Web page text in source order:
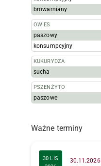
browarniany
OWIES
paszowy
konsumpcyjny
KUKURYDZA
sucha
PSZENŻYTO
paszowe
Ważne terminy
30 LIS
30.11.2026